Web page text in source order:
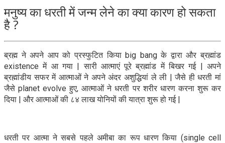
मनुष्य का धरती में जन्म लेने का क्या कारण हो सकता
है ?
ब्रह्म ने अपने आप को प्रस्फुटित किया big bang के द्वारा और ब्रह्मांड
existence में आ गया | सारी आत्माएं पूरे ब्रह्मांड में बिखर गई | अपने
ब्रह्मांडीय सफर में आत्माओं ने अपने अंदर अशुद्धियां ले ली | जैसे ही धरती मां
जैसे planet evolve हुए, आत्माओं ने धरती पर शरीर धारण करना शुरू कर
दिया | और आत्माओं की ८४ लाख योनियों की यात्रा शुरू हो गई |
धरती पर आत्मा ने सबसे पहले अमीबा का रूप धारण किया (single cell